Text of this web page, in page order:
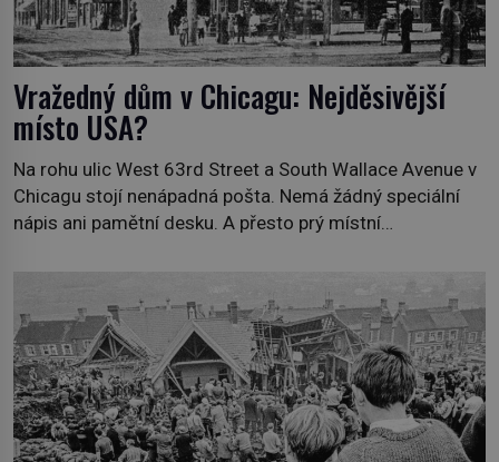
Vražedný dům v Chicagu: Nejděsivější
místo USA?
Na rohu ulic West 63rd Street a South Wallace Avenue v
Chicagu stojí nenápadná pošta. Nemá žádný speciální
nápis ani pamětní desku. A přesto prý místní
sídlil sériový vrah H. H. Holmes a také nejpropracovanější
past na lidi v dějinách americké kriminalistiky. Herman
Webster Mudgett (1861–1896) přijíždí […]